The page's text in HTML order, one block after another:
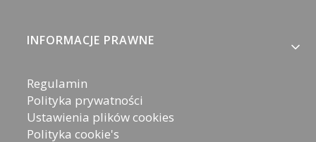
Linki w stopce
INFORMACJE PRAWNE
Regulamin
Polityka prywatności
Ustawienia plików cookies
Polityka cookie's